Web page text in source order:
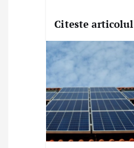
Citeste articolul